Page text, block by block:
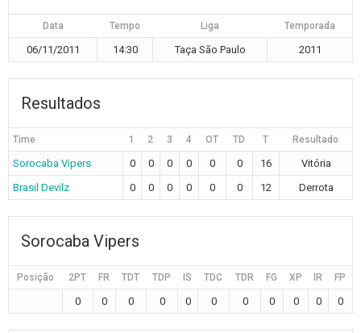
Data Tempo Liga Temporada
06/11/2011 14:30 Taça São Paulo 2011
Resultados
Time 1 2 3 4 OT TD T Resultado
Sorocaba Vipers 0 0 0 0 0 0 16
Vitória
Brasil Devilz
0 0 0 0 0 0 12 Derrota
Sorocaba Vipers
Posição 2PT FR TDT TDP IS TDC TDR FG XP IR FP
0 0 0 0 0 0 0 0 0 0 0